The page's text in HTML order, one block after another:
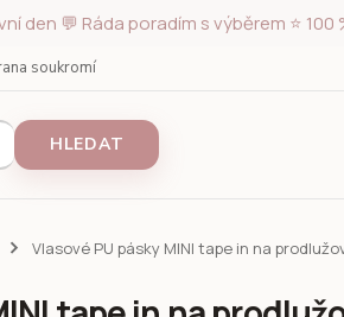
den 💬 Ráda poradím s výběrem ⭐ 100
soukromí
HLEDAT
Vlasové PU pásky MINI tape in na